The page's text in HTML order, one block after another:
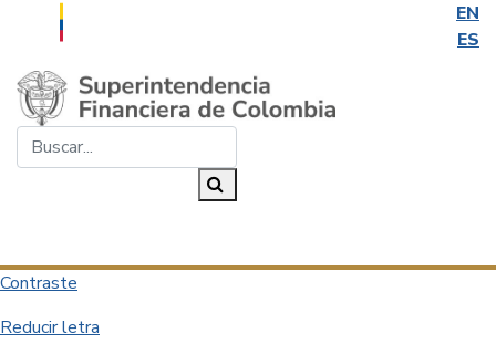
EN
ES
Saltar al contenido principal
Contraste
Reducir letra